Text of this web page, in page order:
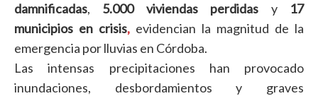
damnificadas, 5.000 viviendas perdidas y 17
municipios en crisis, evidencian la magnitud de la
emergencia por lluvias en Córdoba.
Las intensas precipitaciones han provocado
inundaciones, desbordamientos y graves